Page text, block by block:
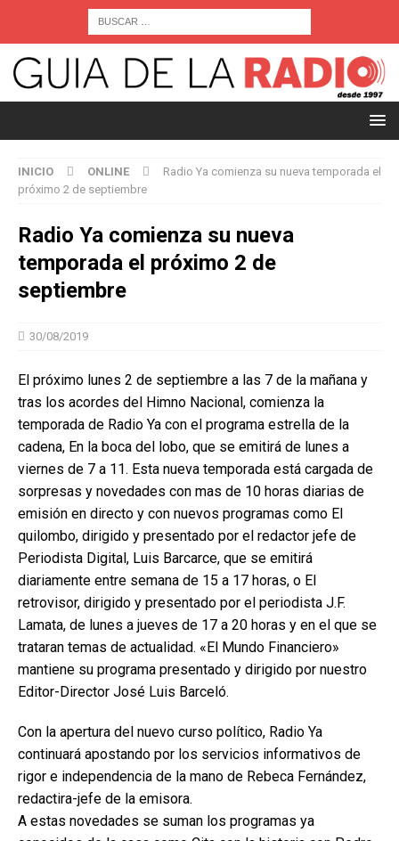
INICIO ONLINE
Radio Ya comienza su nueva temporada el
próximo 2 de septiembre
Radio Ya comienza su nueva
temporada el próximo 2 de
septiembre
30/08/2019
El próximo lunes 2 de septiembre a las 7 de la mañana y
tras los acordes del Himno Nacional, comienza la
temporada de Radio Ya con el programa estrella de la
cadena, En la boca del lobo, que se emitirá de lunes a
viernes de 7 a 11. Esta nueva temporada está cargada de
sorpresas y novedades con mas de 10 horas diarias de
emisión en directo y con nuevos programas como El
quilombo, dirigido y presentado por el redactor jefe de
Periodista Digital, Luis Barcarce, que se emitirá
diariamente entre semana de 15 a 17 horas, o El
retrovisor, dirigido y presentado por el periodista J.F.
Lamata, de lunes a jueves de 17 a 20 horas y en el que se
trataran temas de actualidad. «El Mundo Financiero»
mantiene su programa presentado y dirigido por nuestro
Editor-Director José Luis Barceló.
Con la apertura del nuevo curso político, Radio Ya
continuará apostando por los servicios informativos de
rigor e independencia de la mano de Rebeca Fernández,
redactira-jefe de la emisora.
A estas novedades se suman los programas ya